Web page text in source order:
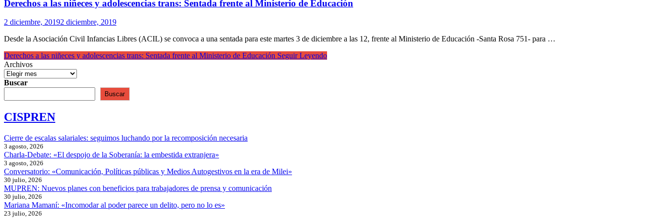
Derechos a las niñeces y adolescencias trans: Sentada frente al Ministerio de Educación
2 diciembre, 20192 diciembre, 2019
Desde la Asociación Civil Infancias Libres (ACIL) se convoca a una sentada para este martes 3 de diciembre a las 12, frente al Ministerio de Educación -Santa Rosa 751- para …
Derechos a las niñeces y adolescencias trans: Sentada frente al Ministerio de Educación Seguir Leyendo
Archivos
Buscar
Buscar
CISPREN
Cierre de escalas salariales: seguimos luchando por la recomposición necesaria
3 agosto, 2026
Charla-Debate: «El despojo de la Soberanía: la embestida extranjera»
3 agosto, 2026
Conversatorio: «Comunicación, Políticas públicas y Medios Autogestivos en la era de Milei»
30 julio, 2026
MUPREN: Nuevos planes con beneficios para trabajadores de prensa y comunicación
30 julio, 2026
Mariana Mamaní: «Incomodar al poder parece un delito, pero no lo es»
23 julio, 2026